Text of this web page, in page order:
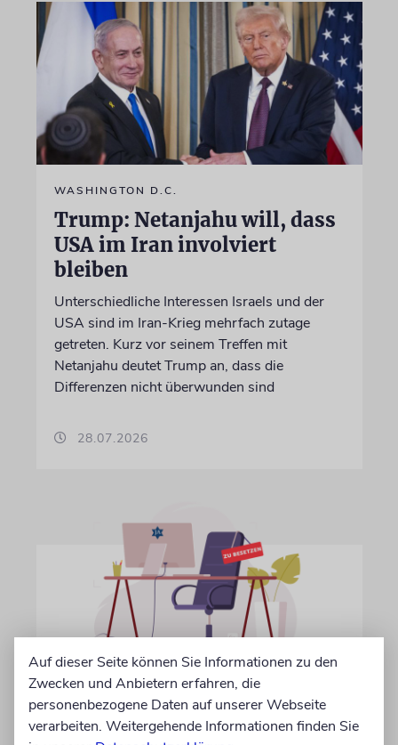
WASHINGTON D.C.
Trump: Netanjahu will, dass
USA im Iran involviert
bleiben
Unterschiedliche Interessen Israels und der
USA sind im Iran-Krieg mehrfach zutage
getreten. Kurz vor seinem Treffen mit
Netanjahu deutet Trump an, dass die
Differenzen nicht überwunden sind
28.07.2026
IN EIGENER SACHE
Volontär/in gesucht
Auf dieser Seite können Sie Informationen zu den
Zwecken und Anbietern erfahren, die
personenbezogene Daten auf unserer Webseite
verarbeiten. Weitergehende Informationen finden Sie